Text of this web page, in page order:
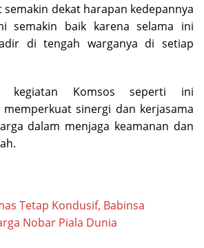
semakin dekat harapan kedepannya
semakin baik karena selama ini
di tengah warganya di setiap
kegiatan Komsos seperti ini
sinergi dan kerjasama
dalam menjaga keamanan dan
Tetap Kondusif, Babinsa
Nobar Piala Dunia